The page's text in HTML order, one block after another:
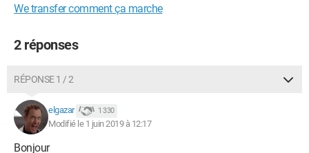
We transfer comment ça marche
2 réponses
RÉPONSE 1 / 2
elgazar 1 330
Modifié le 1 juin 2019 à 12:17
Bonjour